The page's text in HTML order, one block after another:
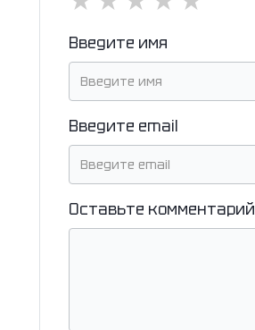
Введите имя
Введите email
Оставьте комментарий